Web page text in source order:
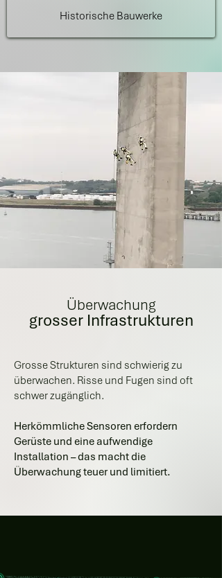
Historische Bauwerke
Überwachung
grosser Infrastrukturen
Grosse Strukturen sind schwierig zu
überwachen. Risse und Fugen sind oft
schwer zugänglich.
Herkömmliche Sensoren erfordern
Gerüste und eine aufwendige
Installation – das macht die
Überwachung teuer und limitiert.